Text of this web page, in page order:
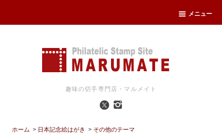
メニュー
趣味の切手専門店・マルメイト
ホーム > 日本記念絵はがき > その他のテーマ